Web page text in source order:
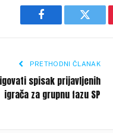
Facebook
PRETHODNI ČLANAK
spisak prijavljenih
igrača za grupnu fazu SP